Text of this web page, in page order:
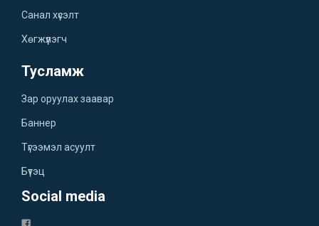
Санал хүсэлт
Хөгжүүлэгч
Тусламж
Зар оруулах заавар
Баннер
Түгээмэл асуулт
Бүтэц
Social media